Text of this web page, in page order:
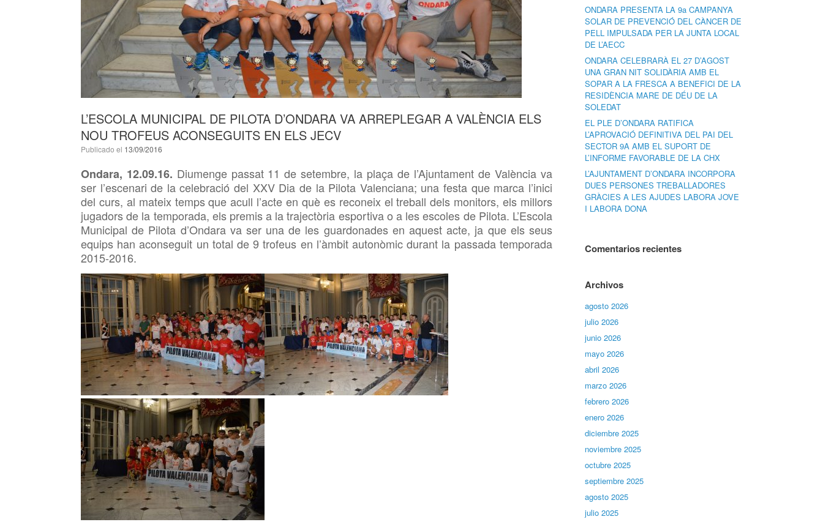
L’ESCOLA MUNICIPAL DE PILOTA D’ONDARA VA ARREPLEGAR A VALÈNCIA ELS
NOU TROFEUS ACONSEGUITS EN ELS JECV
Publicado el 13/09/2016
Ondara, 12.09.16. Diumenge passat 11 de setembre, la plaça de l’Ajuntament de València va
ser l’escenari de la celebració del XXV Dia de la Pilota Valenciana; una festa que marca l’inici
del curs, al mateix temps que acull l’acte en què es reconeix el treball dels monitors, els millors
jugadors de la temporada, els premis a la trajectòria esportiva o a les escoles de Pilota. L’Escola
Municipal de Pilota d’Ondara va ser una de les guardonades en aquest acte, ja que els seus
equips han aconseguit un total de 9 trofeus en l’àmbit autonòmic durant la passada temporada
2015-2016.
ONDARA PRESENTA LA 9a CAMPANYA
SOLAR DE PREVENCIÓ DEL CÀNCER DE
PELL IMPULSADA PER LA JUNTA LOCAL
DE L’AECC
ONDARA CELEBRARÀ EL 27 D’AGOST
UNA GRAN NIT SOLIDÀRIA AMB EL
SOPAR A LA FRESCA A BENEFICI DE LA
RESIDÈNCIA MARE DE DÉU DE LA
SOLEDAT
EL PLE D’ONDARA RATIFICA
L’APROVACIÓ DEFINITIVA DEL PAI DEL
SECTOR 9A AMB EL SUPORT DE
L’INFORME FAVORABLE DE LA CHX
L’AJUNTAMENT D’ONDARA INCORPORA
DUES PERSONES TREBALLADORES
GRÀCIES A LES AJUDES LABORA JOVE
I LABORA DONA
Comentarios recientes
Archivos
agosto 2026
julio 2026
junio 2026
mayo 2026
abril 2026
marzo 2026
febrero 2026
enero 2026
diciembre 2025
noviembre 2025
octubre 2025
septiembre 2025
agosto 2025
julio 2025